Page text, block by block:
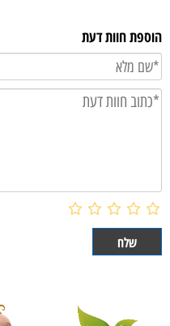
הוספת חוות דעת